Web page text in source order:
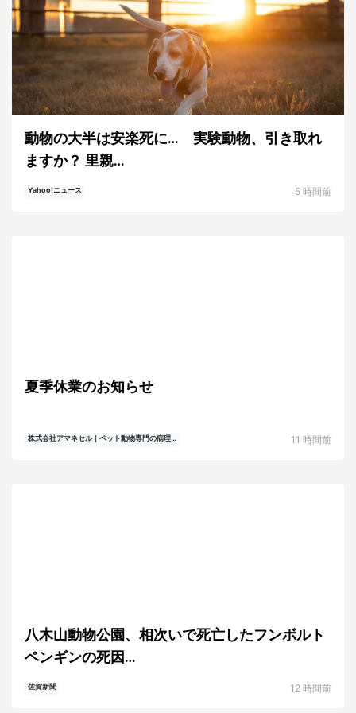
動物の大半は安楽死に… 実験動物、引き取れ
ますか？ 里親…
Yahoo!ニュース 5 時間前
夏季休業のお知らせ
株式会社アマネセル｜ペット動物専門の病理… 11 時間前
八木山動物公園、相次いで死亡したフンボルト
ペンギンの死因…
佐賀新聞 12 時間前